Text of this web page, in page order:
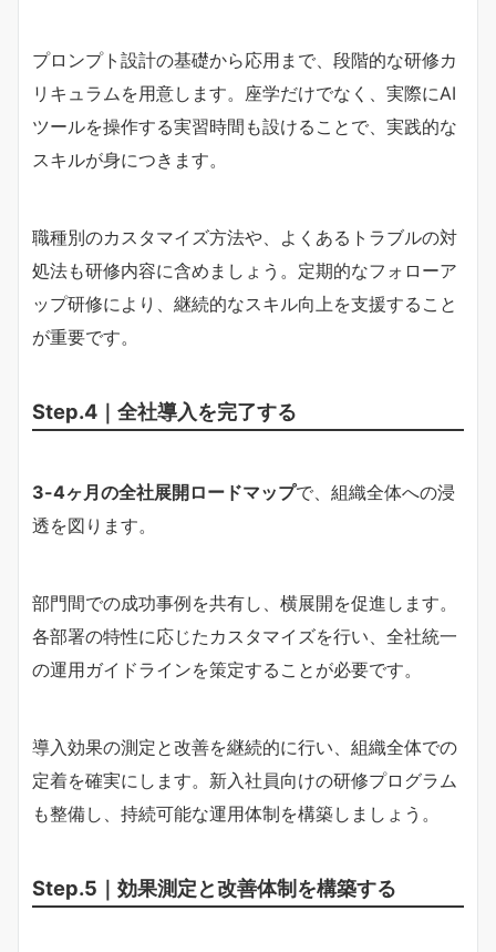
プロンプト設計の基礎から応用まで、段階的な研修カ
リキュラムを用意します。座学だけでなく、実際にAI
ツールを操作する実習時間も設けることで、実践的な
スキルが身につきます。
職種別のカスタマイズ方法や、よくあるトラブルの対
処法も研修内容に含めましょう。定期的なフォローア
ップ研修により、継続的なスキル向上を支援すること
が重要です。
Step.4｜全社導入を完了する
3-4ヶ月の全社展開ロードマップで、組織全体への浸
透を図ります。
部門間での成功事例を共有し、横展開を促進します。
各部署の特性に応じたカスタマイズを行い、全社統一
の運用ガイドラインを策定することが必要です。
導入効果の測定と改善を継続的に行い、組織全体での
定着を確実にします。新入社員向けの研修プログラム
も整備し、持続可能な運用体制を構築しましょう。
Step.5｜効果測定と改善体制を構築する